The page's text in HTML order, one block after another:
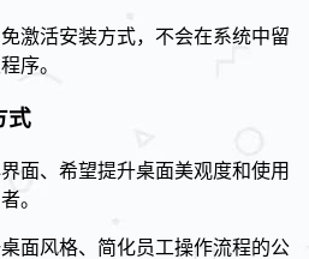
激活安装方式，不会在系统中留
序。
式
面、希望提升桌面美观度和使用
。
面风格、简化员工操作流程的公